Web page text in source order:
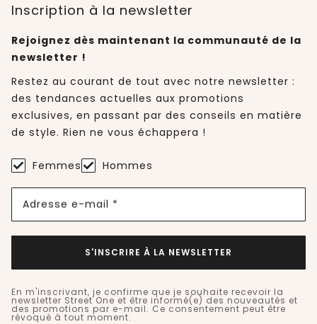
Inscription à la newsletter
Rejoignez dès maintenant la communauté de la
newsletter !
Restez au courant de tout avec notre newsletter :
des tendances actuelles aux promotions
exclusives, en passant par des conseils en matière
de style. Rien ne vous échappera !
Femmes Hommes
Adresse e-mail *
S'INSCRIRE À LA NEWSLETTER
En m'inscrivant, je confirme que je souhaite recevoir la
newsletter Street One et être informé(e) des nouveautés et
des promotions par e-mail. Ce consentement peut être
révoqué à tout moment.